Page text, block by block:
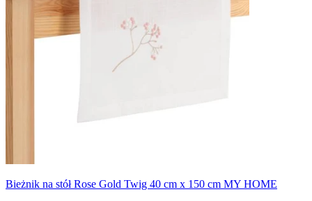
Bieżnik na stół Rose Gold Twig 40 cm x 150 cm MY HOME